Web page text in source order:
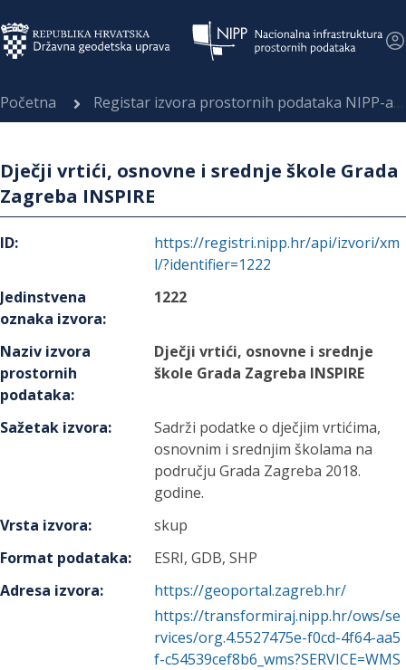
Početna Registar izvora prostornih podataka NIPP-a
Dječji vrtići, osnovne i srednje škole Grada
Zagreba INSPIRE
ID:
https://registri.nipp.hr/api/izvori/xm
l/?identifier=1222
Jedinstvena
oznaka izvora:
1222
Naziv izvora
prostornih
podataka:
Dječji vrtići, osnovne i srednje
škole Grada Zagreba INSPIRE
Sažetak izvora:
Sadrži podatke o dječjim vrtićima,
osnovnim i srednjim školama na
području Grada Zagreba 2018.
godine.
Vrsta izvora:
skup
Format podataka:
ESRI, GDB, SHP
Adresa izvora:
https://geoportal.zagreb.hr/
https://transformiraj.nipp.hr/ows/se
rvices/org.4.5527475e-f0cd-4f64-aa5
f-c54539cef8b6_wms?SERVICE=WMS